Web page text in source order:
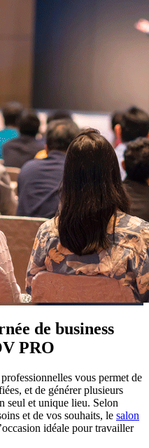
de business
PRO
vous permet de
et de générer plusieurs
seul et unique lieu. Selon
et de vos souhaits, le salon
idéale pour travailler